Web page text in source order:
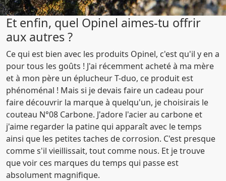
Et enfin, quel Opinel aimes-tu offrir
aux autres ?
Ce qui est bien avec les produits Opinel, c'est qu'il y en a
pour tous les goûts ! J'ai récemment acheté à ma mère
et à mon père un éplucheur T-duo, ce produit est
phénoménal ! Mais si je devais faire un cadeau pour
faire découvrir la marque à quelqu'un, je choisirais le
couteau N°08 Carbone. J'adore l'acier au carbone et
j'aime regarder la patine qui apparaît avec le temps
ainsi que les petites taches de corrosion. C'est presque
comme s'il vieillissait, tout comme nous. Et je trouve
que voir ces marques du temps qui passe est
absolument magnifique.